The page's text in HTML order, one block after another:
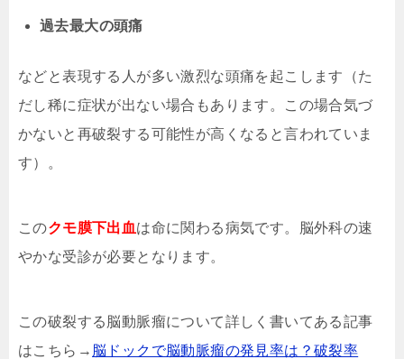
過去最大の頭痛
などと表現する人が多い激烈な頭痛を起こします（た
だし稀に症状が出ない場合もあります。この場合気づ
かないと再破裂する可能性が高くなると言われていま
す）。
このクモ膜下出血は命に関わる病気です。脳外科の速
やかな受診が必要となります。
この破裂する脳動脈瘤について詳しく書いてある記事
はこちら→ 脳ドックで脳動脈瘤の発見率は？破裂率